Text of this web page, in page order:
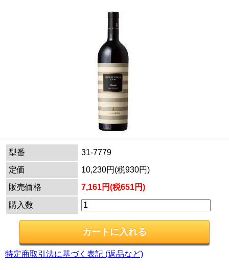
型番
31-7779
定価
10,230円(税930円)
販売価格
7,161円(税651円)
購入数
特定商取引法に基づく表記 (返品など)